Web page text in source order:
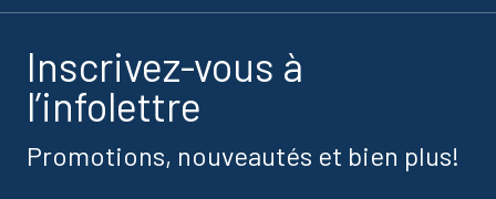
Inscrivez-vous à
l’infolettre
Promotions, nouveautés et bien plus!